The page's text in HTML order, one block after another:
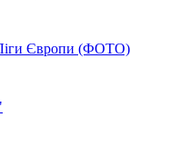
Європи (ФОТО)